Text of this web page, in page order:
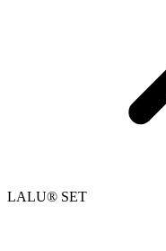
LALU® SET